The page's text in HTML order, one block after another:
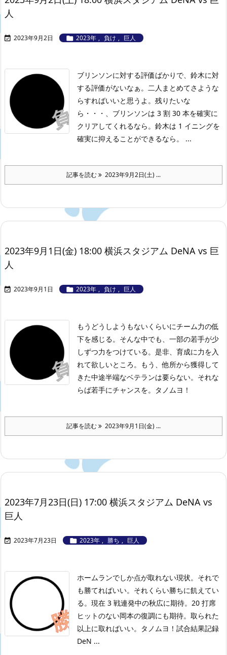
人
 2023年9月2日  2023年 , 負け , 巨人
ブリンソンに対する評価ばかりで、鈴木に対
する評価がないなぁ。二人まとめてさような
らすればいいと思うよ。残りたいな
ら・・・、ブリンソンは 3 割 30 本を確実に
クリアしてくれるなら。鈴木は 1 イニングを
確実に抑えることができるなら。 ...
記事を読む 2023年9月2日(土) ...
2023年9月1日(金) 18:00 横浜スタジアム DeNA vs 巨
人
 2023年9月1日  2023年 , 負け , 巨人
もうどうしようもないくらいにチーム力の低
下を感じる。そんな中でも、一部の若手が少
しずつ力をつけている。是非、育成に力を入
れて欲しいところ。もう、他所から獲得して
きた中途半端なベテランは要らない。それな
らば若手にチャンスを。タノムヨ！
記事を読む 2023年9月1日(金) ...
2023年7月23日(日) 17:00 横浜スタジアム DeNA vs
巨人
 2023年7月23日  2023年 , 勝ち , 巨人
ホームランでしか点が取れない現状。それで
も勝てればいい。それくらい勝ちに飢えてい
る。現在 3 戦連発中の秋広に期待。20 打席
ヒットのない岡本の復調にも期待。取られた
以上に取ればいい。タノムヨ！ 試合結果記録
DeN ...